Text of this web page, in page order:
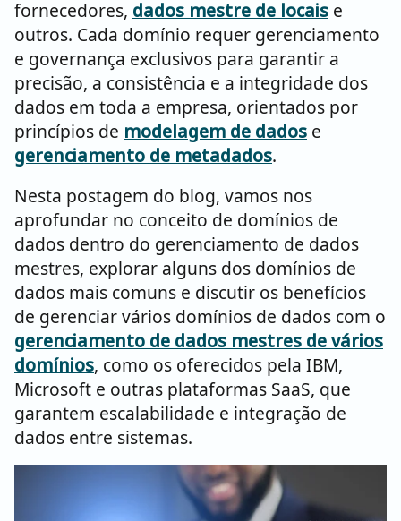
fornecedores, dados mestre de locais e
outros. Cada domínio requer gerenciamento
e governança exclusivos para garantir a
precisão, a consistência e a integridade dos
dados em toda a empresa, orientados por
princípios de modelagem de dados e
gerenciamento de metadados.
Nesta postagem do blog, vamos nos
aprofundar no conceito de domínios de
dados dentro do gerenciamento de dados
mestres, explorar alguns dos domínios de
dados mais comuns e discutir os benefícios
de gerenciar vários domínios de dados com o
gerenciamento de dados mestres de vários
domínios, como os oferecidos pela IBM,
Microsoft e outras plataformas SaaS, que
garantem escalabilidade e integração de
dados entre sistemas.